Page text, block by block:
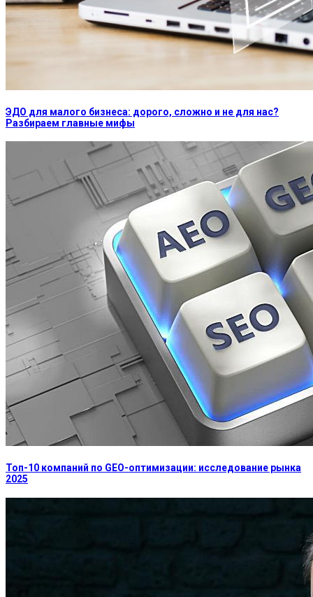
ЭДО для малого бизнеса: дорого, сложно и не для нас?
Разбираем главные мифы
Топ-10 компаний по GEO-оптимизации: исследование рынка
2025